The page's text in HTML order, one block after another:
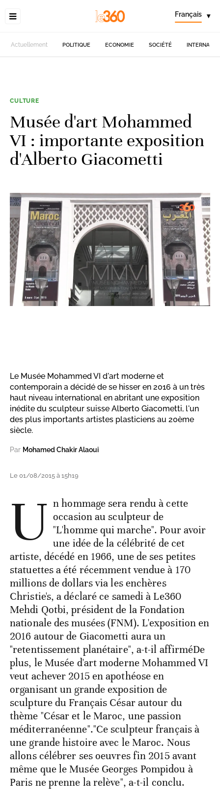
Français ▾
Actuellement POLITIQUE ECONOMIE SOCIÉTÉ
CULTURE
Musée d'art Mohammed
VI : importante exposition
d'Alberto Giacometti
Le Musée Mohammed VI d'art moderne et
contemporain a décidé de se hisser en 2016 à un très
haut niveau international en abritant une exposition
inédite du sculpteur suisse Alberto Giacometti, l'un
des plus importants artistes plasticiens au 20ème
siècle.
Par Mohamed Chakir Alaoui
Le 01/08/2015 à 15h19
U n hommage sera rendu à cette
occasion au sculpteur de
"L'homme qui marche". Pour avoir
une idée de la célébrité de cet
artiste, décédé en 1966, une de ses petites
statuettes a été récemment vendue à 170
millions de dollars via les enchères
Christie's, a déclaré ce samedi à Le360
Mehdi Qotbi, président de la Fondation
nationale des musées (FNM). L'exposition en
2016 autour de Giacometti aura un
"retentissement planétaire", a-t-il affirméDe
plus, le Musée d'art moderne Mohammed VI
veut achever 2015 en apothéose en
organisant un grande exposition de
sculpture du Français César autour du
thème "César et le Maroc, une passion
méditerranéenne"."Ce sculpteur français à
une grande histoire avec le Maroc. Nous
allons célébrer ses oeuvres fin 2015 avant
même que le Musée Georges Pompidou à
Paris ne prenne la relève", a-t-il conclu.